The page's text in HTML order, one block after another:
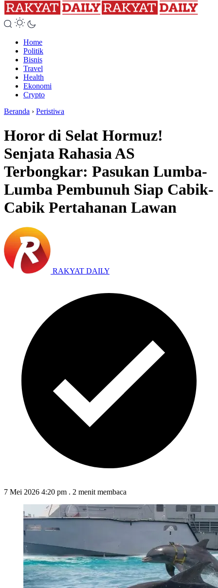
Home
Politik
Bisnis
Travel
Health
Ekonomi
Crypto
Beranda › Peristiwa
Horor di Selat Hormuz!
Senjata Rahasia AS
Terbongkar: Pasukan Lumba-
Lumba Pembunuh Siap Cabik-
Cabik Pertahanan Lawan
RAKYAT DAILY
7 Mei 2026 4:20 pm . 2 menit membaca